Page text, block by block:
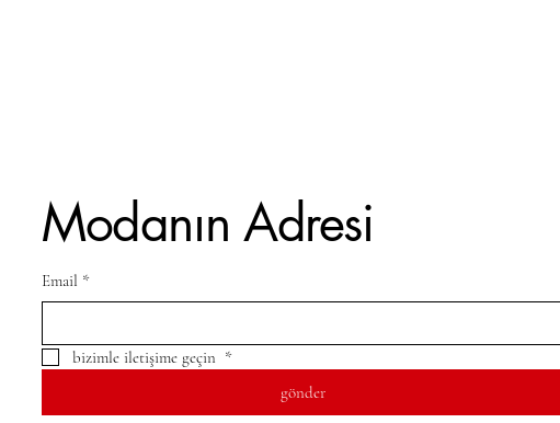
Modanın Adresi
Email *
bizimle iletişime geçin *
gönder